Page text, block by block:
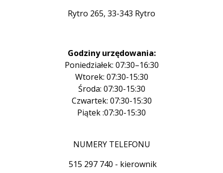
Rytro 265, 33-343 Rytro
Godziny urzędowania:
Poniedziałek: 07:30–16:30
Wtorek: 07:30-15:30
Środa: 07:30-15:30
Czwartek: 07:30-15:30
Piątek :07:30-15:30
NUMERY TELEFONU
515 297 740 - kierownik